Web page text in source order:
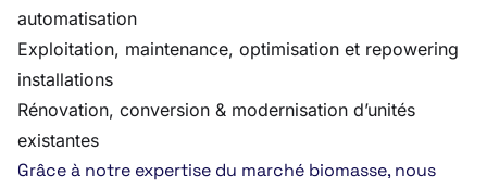
automatisation
Exploitation, maintenance, optimisation et repowering
installations
Rénovation, conversion & modernisation d’unités
existantes
Grâce à notre expertise du marché biomasse, nous